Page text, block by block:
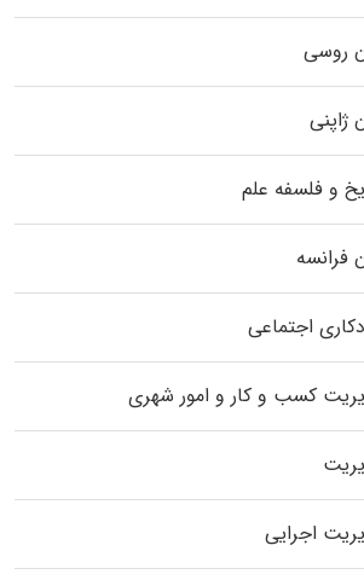
روسی
ژاپنی
و فلسفه علم
فرانسه
اجتماعی
کسب و کار و امور شهری
اجرایی